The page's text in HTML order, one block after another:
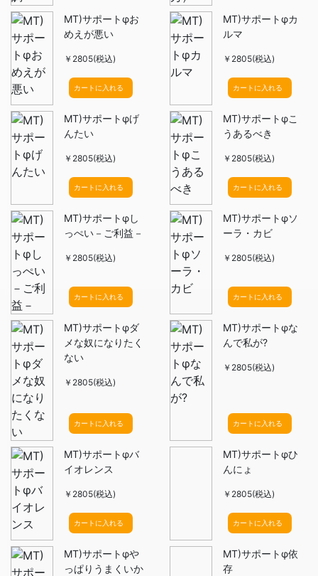
MT)サポートφお
めえが悪い
￥2805(税込)
カートに入れる
MT)サポートφカ
ルマ
￥2805(税込)
カートに入れる
MT)サポートφげ
んたい
￥2805(税込)
カートに入れる
MT)サポートφこ
うあるべき
￥2805(税込)
カートに入れる
MT)サポートφし
っぺい－ご利益－
￥2805(税込)
カートに入れる
MT)サポートφソ
ーラ・カビ
￥2805(税込)
カートに入れる
MT)サポートφダ
メな奴になりたく
ない
￥2805(税込)
カートに入れる
MT)サポートφな
んで私が?
￥2805(税込)
カートに入れる
MT)サポートφバ
イオレンス
￥2805(税込)
カートに入れる
MT)サポートφひ
んにょ
￥2805(税込)
カートに入れる
MT)サポートφや
っぱりうまくいか
MT)サポートφ依
存